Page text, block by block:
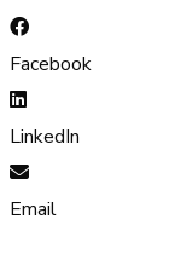
Facebook
LinkedIn
Email